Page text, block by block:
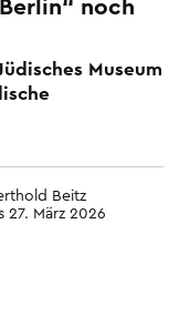
noch
Museum
Beitz
März 2026